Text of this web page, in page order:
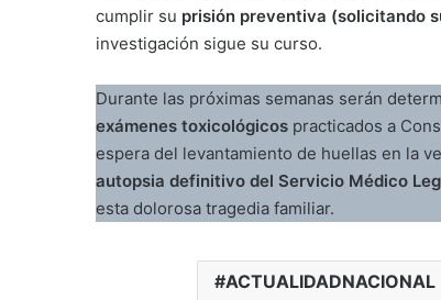
cumplir su prisión preventiva (solicitando
investigación sigue su curso.
Durante las próximas semanas serán
exámenes toxicológicos practicados a
espera del levantamiento de huellas en la
autopsia definitivo del Servicio Médico
esta dolorosa tragedia familiar.
ACTUALIDADNACIONAL